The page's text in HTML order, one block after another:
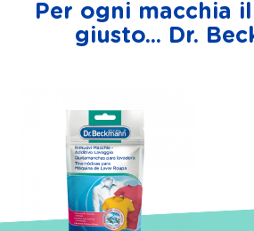
Per ogni macchia
giusto... Dr.